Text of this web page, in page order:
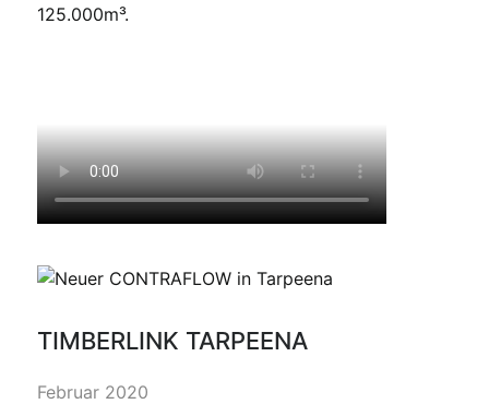
125.000m³.
TIMBERLINK TARPEENA
Februar 2020